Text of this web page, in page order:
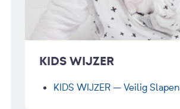
KIDS WIJZER
KIDS WIJZER – Veilig Slapen